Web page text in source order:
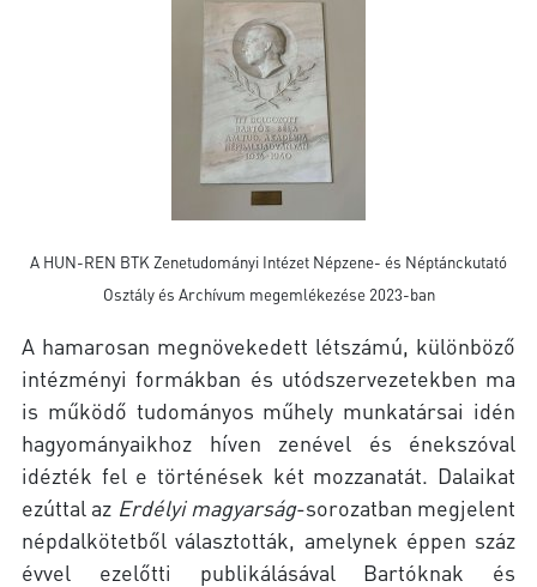
A HUN-REN BTK Zenetudományi Intézet Népzene- és Néptánckutató
Osztály és Archívum megemlékezése 2023-ban
A hamarosan megnövekedett létszámú, különböző
intézményi formákban és utódszervezetekben ma
is működő tudományos műhely munkatársai idén
hagyományaikhoz híven zenével és énekszóval
idézték fel e történések két mozzanatát. Dalaikat
ezúttal az Erdélyi magyarság-sorozatban megjelent
népdalkötetből választották, amelynek éppen száz
évvel ezelőtti publikálásával Bartóknak és